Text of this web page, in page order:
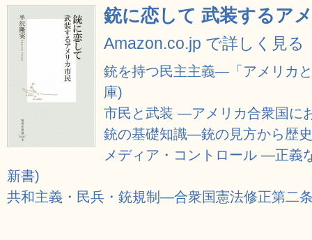
銃に恋して 武装するア
Amazon.co.jp で詳しく見る
銃を持つ民主主義―「アメリカ
庫)
市民と武装 ―アメリカ合衆国に
銃の基礎知識―銃の見方から歴
メディア・コントロール ―正義
新書)
共和主義・民兵・銃規制―合衆国憲法修正第二